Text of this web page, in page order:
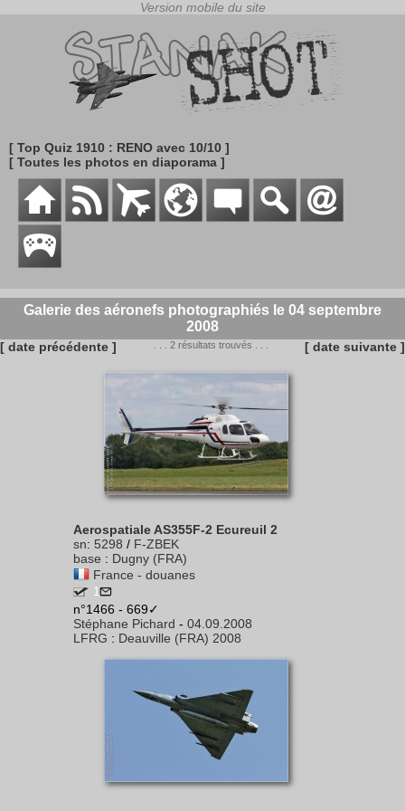
[ Top Quiz 1910 : RENO avec 10/10 ]
[ Toutes les photos en diaporama ]
Galerie des aéronefs photographiés le 04 septembre
2008
[ date précédente ] . . . 2 résultats trouvés . . . [ date suivante ]
Aerospatiale AS355F-2 Ecureuil 2
sn: 5298 / F-ZBEK
base : Dugny (FRA)
France - douanes
1
n°1466 - 669✓
Stéphane Pichard - 04.09.2008
LFRG : Deauville (FRA) 2008